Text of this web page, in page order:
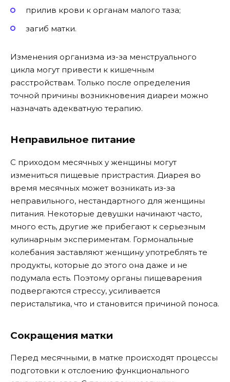
прилив крови к органам малого таза;
загиб матки.
Изменения организма из-за менструального
цикла могут привести к кишечным
расстройствам. Только после определения
точной причины возникновения диареи можно
назначать адекватную терапию.
Неправильное питание
С приходом месячных у женщины могут
измениться пищевые пристрастия. Диарея во
время месячных может возникать из-за
неправильного, нестандартного для женщины
питания. Некоторые девушки начинают часто,
много есть, другие же прибегают к серьезным
кулинарным экспериментам. Гормональные
колебания заставляют женщину употреблять те
продукты, которые до этого она даже и не
подумала есть. Поэтому органы пищеварения
подвергаются стрессу, усиливается
перистальтика, что и становится причиной поноса.
Сокращения матки
Перед месячными, в матке происходят процессы
подготовки к отслоению функционального